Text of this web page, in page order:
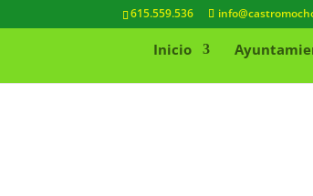
615.559.536
Inicio